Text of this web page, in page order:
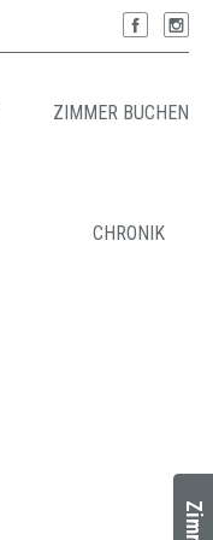
ZIMMER BUCHEN
CHRONIK